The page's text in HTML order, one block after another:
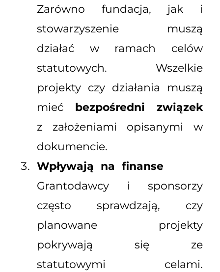
Zarówno fundacja, jak i
stowarzyszenie muszą
działać w ramach celów
statutowych. Wszelkie
projekty czy działania muszą
mieć bezpośredni związek
z założeniami opisanymi w
dokumencie.
Wpływają na finanse
Grantodawcy i sponsorzy
często sprawdzają, czy
planowane projekty
pokrywają się ze
statutowymi celami.